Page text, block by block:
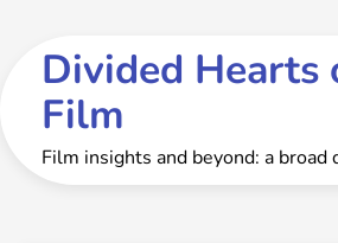
contentDivided Hearts
Film
Film insights and beyond: a broad